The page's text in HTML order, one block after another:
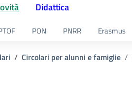
Didattica
PON PNRR Erasmus
Circolari per alunni e famiglie